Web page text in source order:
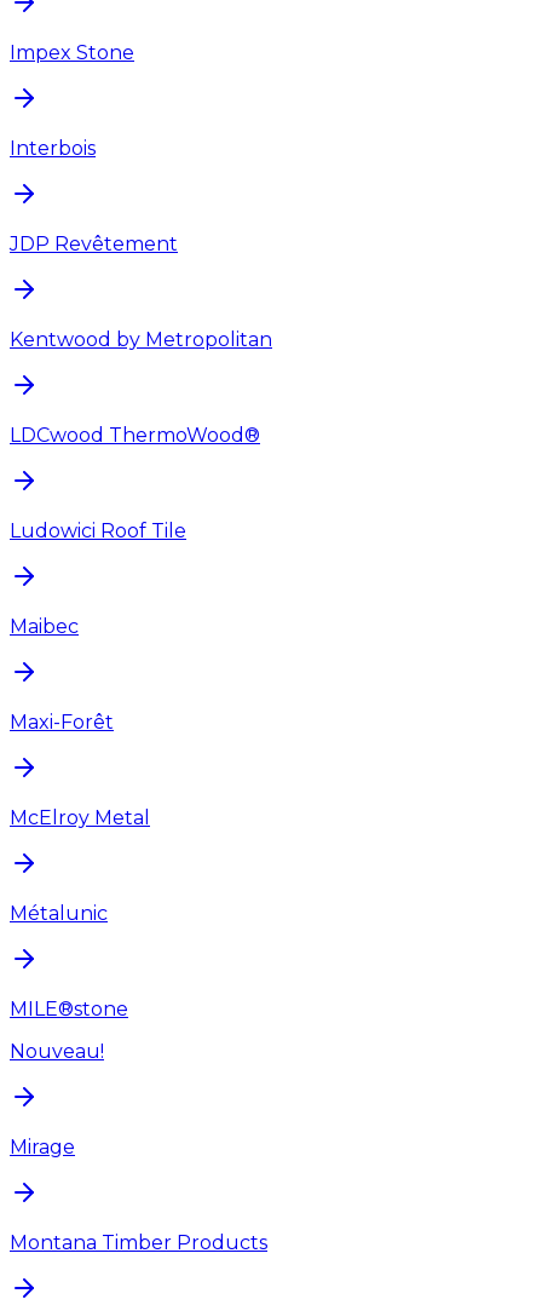
Impex Stone
Interbois
JDP Revêtement
Kentwood by Metropolitan
LDCwood ThermoWood®
Ludowici Roof Tile
Maibec
Maxi-Forêt
McElroy Metal
Métalunic
MILE®stone
Nouveau!
Mirage
Montana Timber Products